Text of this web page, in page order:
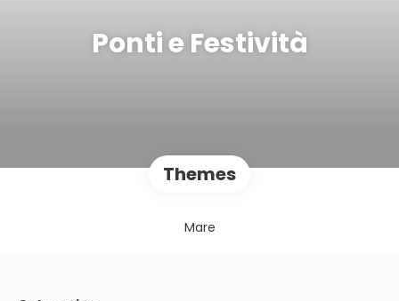
Ponti e Festività
Themes
Mare